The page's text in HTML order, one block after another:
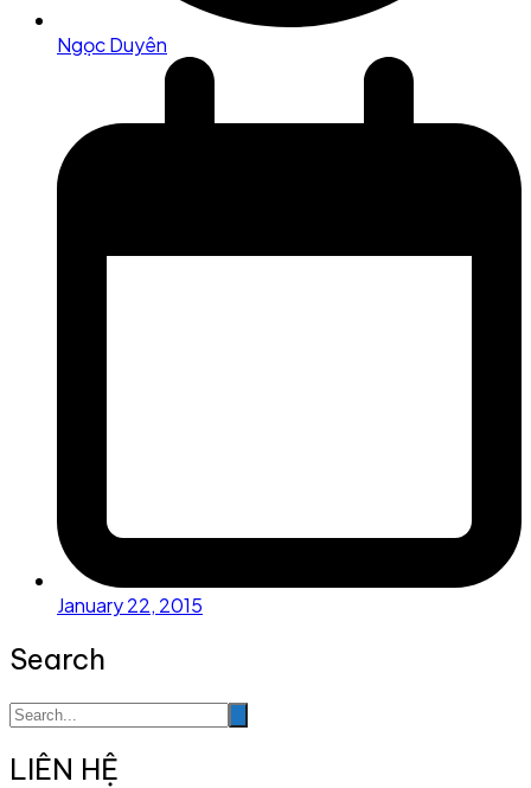
Ngọc Duyên
January 22, 2015
Search
LIÊN HỆ